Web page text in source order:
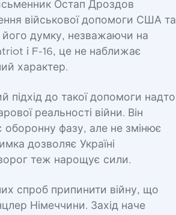
Остап Дроздов
військової допомоги США та
його думку, незважаючи на
і F-16, це не наближає
характер.
до такої допомоги надто
реальності війни. Він
фазу, але не змінює
дозволяє Україні
теж нарощує сили.
спроб припинити війну, що
Німеччини. Захід наче